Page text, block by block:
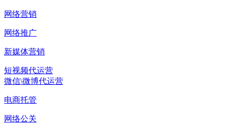
网络营销
网络推广
新媒体营销
短视频代运营
微信\微博代运营
电商托管
网络公关